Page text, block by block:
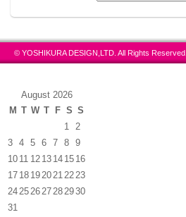
© YOSHIKURA DESIGN,LTD. All Rights Reserved.
August 2026
M T W T F S S
1
2
3
4 5 6 7 8
9
10 11 12 13 14 15 16
17 18 19 20 21 22 23
24 25 26 27 28 2930
31